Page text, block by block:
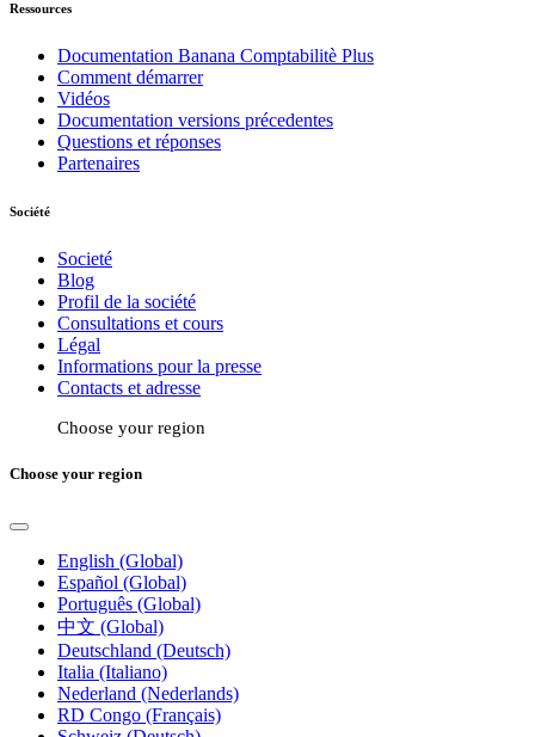
Ressources
Documentation Banana Comptabilitè Plus
Comment démarrer
Vidéos
Documentation versions précedentes
Questions et réponses
Partenaires
Société
Societé
Blog
Profil de la société
Consultations et cours
Légal
Informations pour la presse
Contacts et adresse
Choose your region
Choose your region
English (Global)
Español (Global)
Português (Global)
中文 (Global)
Deutschland (Deutsch)
Italia (Italiano)
Nederland (Nederlands)
RD Congo (Français)